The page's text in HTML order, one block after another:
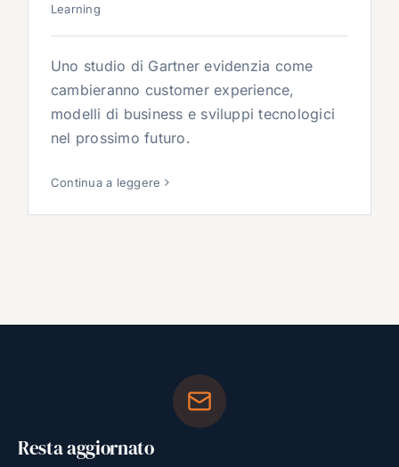
Learning
Uno studio di Gartner evidenzia come
cambieranno customer experience,
modelli di business e sviluppi tecnologici
nel prossimo futuro.
Continua a leggere
Resta aggiornato